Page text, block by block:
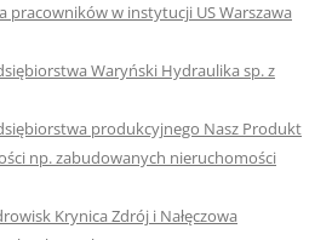
pracowników w instytucji US Warszawa
Waryński Hydraulika sp. z
produkcyjnego Nasz Produkt
np. zabudowanych nieruchomości
Krynica Zdrój i Nałęczowa